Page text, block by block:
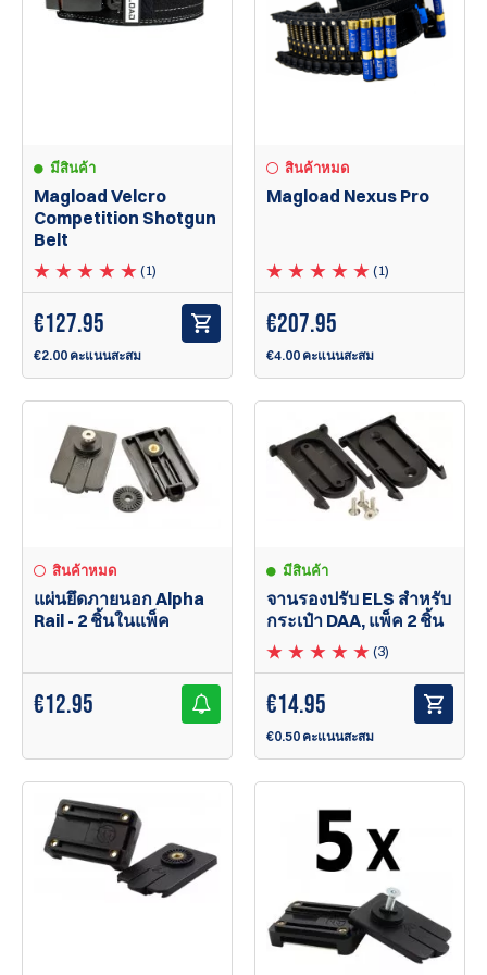
มีสินค้า
Magload Velcro
Competition Shotgun
Belt
(1)
€127.95
€2.00 คะแนนสะสม
สินค้าหมด
Magload Nexus Pro
(1)
€207.95
€4.00 คะแนนสะสม
สินค้าหมด
แผ่นยึดภายนอก Alpha
Rail - 2 ชิ้นในแพ็ค
€12.95
มีสินค้า
จานรองปรับ ELS สำหรับ
กระเป๋า DAA, แพ็ค 2 ชิ้น
(3)
€14.95
€0.50 คะแนนสะสม